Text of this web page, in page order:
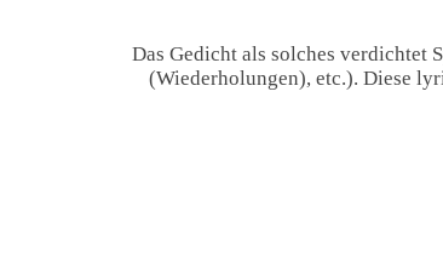
Das Gedicht als solches verdichtet
(Wiederholungen), etc.). Diese